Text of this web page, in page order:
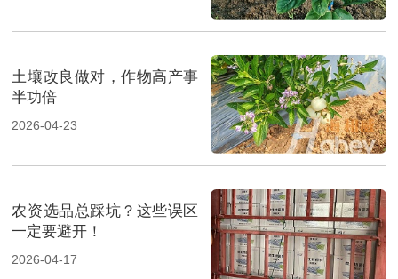
土壤改良做对，作物高产事
半功倍
2026-04-23
农资选品总踩坑？这些误区
一定要避开！
2026-04-17